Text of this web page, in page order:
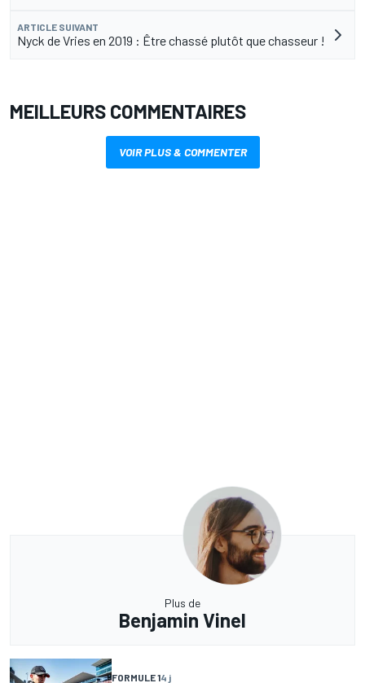
ARTICLE SUIVANT
Nyck de Vries en 2019 : Être chassé plutôt que chasseur !
MEILLEURS COMMENTAIRES
VOIR PLUS & COMMENTER
Plus de
Benjamin Vinel
FORMULE 14 j